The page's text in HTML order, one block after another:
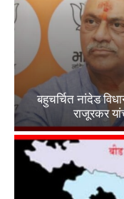
बहुचर्चित नांदेड
राजूरकर